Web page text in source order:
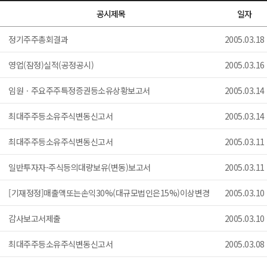
공시제목 일자
정기주주총회결과 2005.03.18
영업(잠정)실적(공정공시) 2005.03.16
임원ㆍ주요주주특정증권등소유상황보고서 2005.03.14
최대주주등소유주식변동신고서 2005.03.14
최대주주등소유주식변동신고서 2005.03.11
일반투자자-주식등의대량보유(변동)보고서 2005.03.11
[기재정정]매출액또는손익30%(대규모법인은15%)이상변경 2005.03.10
감사보고서제출 2005.03.10
최대주주등소유주식변동신고서 2005.03.08